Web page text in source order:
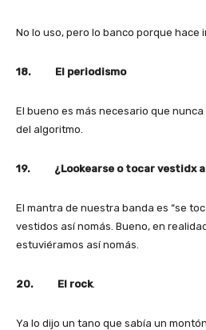
No lo uso, pero lo banco porque hace
18. El periodismo
El bueno es más necesario que
del algoritmo.
19. ¿Lookearse o tocar vestidx
El mantra de nuestra banda es “se
vestidos así nomás. Bueno, en
estuviéramos así nomás.
20. El rock.
Ya lo dijo un tano que sabía un